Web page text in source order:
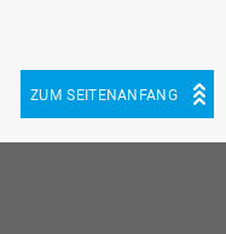
ZUM SEITENANFANG